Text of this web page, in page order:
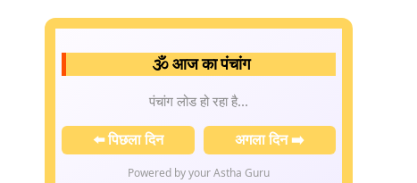
🕉️ आज का पंचांग
पंचांग लोड हो रहा है...
⬅️ पिछला दिन अगला दिन ➡️
Powered by your Astha Guru